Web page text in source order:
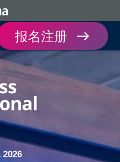
报名注册
2026